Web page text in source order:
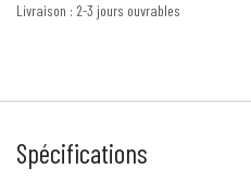
Livraison : 2-3 jours ouvrables
Spécifications